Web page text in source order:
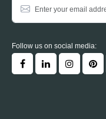
Follow us on social media: